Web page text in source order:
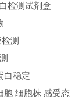
检测试剂盒
测
白稳定
胞 细胞株 感受态